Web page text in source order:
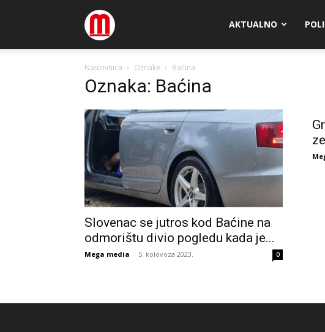
Megamedia AKTUALNO
Naslovnica Oznake Baćina
Oznaka: Baćina
Slovenac se jutros kod Baćine na
odmorištu divio pogledu kada je...
Mega media - 5. kolovoza 2023. 0